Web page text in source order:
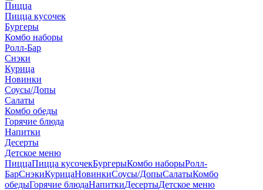
Пицца
Пицца кусочек
Бургеры
Комбо наборы
Ролл-Бар
Снэки
Курица
Новинки
Соусы/Допы
Салаты
Комбо обеды
Горячие блюда
Напитки
Десерты
Детское меню
ПиццаПицца кусочекБургерыКомбо наборыРолл-
БарСнэкиКурицаНовинкиСоусы/ДопыСалатыКомбо
обедыГорячие блюдаНапиткиДесертыДетское меню